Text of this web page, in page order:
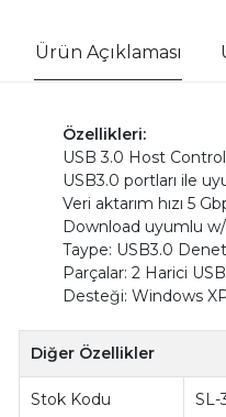
Ürün Açıklaması
Özellikleri:
USB 3.0 Host
USB3.0 portları ile
Veri aktarım hızı 5
Download uyumlu
Taype: USB3.0
Parçalar: 2 Harici
Desteği: Windows
Diğer Özellikler
Stok Kodu SL-